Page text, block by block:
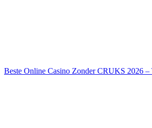
Beste Online Casino Zonder CRUKS 2026 –